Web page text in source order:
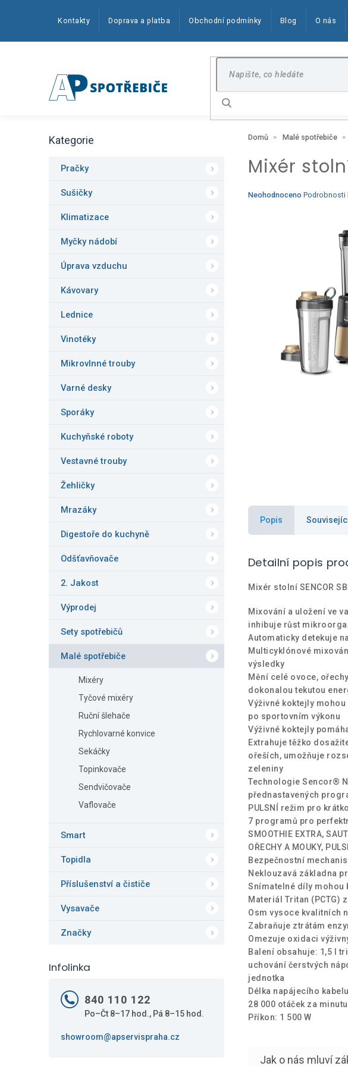
Kontakty Doprava a platba Obchodní podmínky Blog O nás
Hledat
o
Přeskočit
Kategorie
Pračky
Sušičky
Klimatizace
Myčky nádobí
Úprava vzduchu
Kávovary
Lednice
Vinotéky
Mikrovlnné trouby
Varné desky
Sporáky
Kuchyňské roboty
Vestavné trouby
Žehličky
Mrazáky
Digestoře do kuchyně
Odšťavňovače
2. Jakost
Výprodej
Sety spotřebičů
Malé spotřebiče
Mixéry
Tyčové mixéry
Ruční šlehače
Rychlovarné konvice
Sekáčky
Topinkovače
Sendvičovače
Vaflovače
Smart
Topidla
Příslušenství a čističe
Vysavače
Značky
Infolinka
840 110 122
Po–Čt 8–17 hod., Pá 8–15 hod.
showroom@apservispraha.cz
Domů Malé spotřebiče
Mixér
Průměrné
Neohodnoceno Podrobnosti
Popis
Detailní popis
Mixér stolní SENCOR
Mixování a uložení ve
inhibuje růst
Automaticky detekuje
Multicyklónové
výsledky
Mění celé ovoce,
dokonalou tekutou
Výživné koktejly
po sportovním výkonu
Výživné koktejly
Extrahuje těžko
ořeších, umožňuje
zeleniny
Technologie Sencor®
přednastavených
PULSNÍ režim pro
7 programů pro
SMOOTHIE EXTRA,
OŘECHY A MOUKY,
Bezpečnostní
Neklouzavá základna
Snímatelné díly mohou
Materiál Tritan (PCTG)
Osm vysoce kvalitních
Zabraňuje ztrátám
Omezuje oxidaci
Balení obsahuje: 1,5 l
uchování čerstvých
jednotka
Délka napájecího
28 000 otáček za minutu
Příkon: 1 500 W